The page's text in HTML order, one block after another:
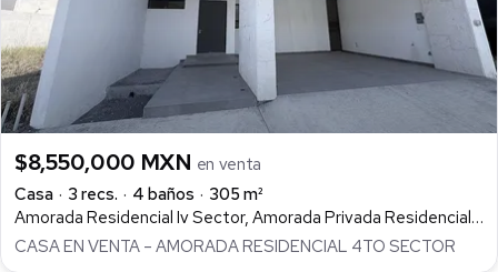
$8,550,000 MXN en venta
Casa
3 recs. 4 baños
305 m²
Amorada Residencial Iv Sector, Amorada Privada Residencial, Santiago
CASA EN VENTA – AMORADA RESIDENCIAL 4TO SECTOR